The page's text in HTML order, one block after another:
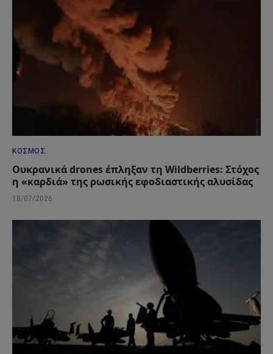
ΚΌΣΜΟΣ
Ουκρανικά drones έπληξαν τη Wildberries: Στόχος
η «καρδιά» της ρωσικής εφοδιαστικής αλυσίδας
18/07/2026